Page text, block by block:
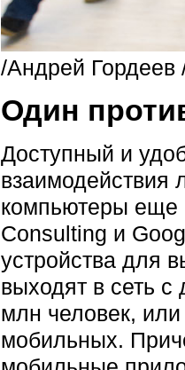
/Андрей Гордеев
Один
Доступный и
компьютеры еще
Consulting и
устройства для
выходят в сеть
млн человек,
мобильных.